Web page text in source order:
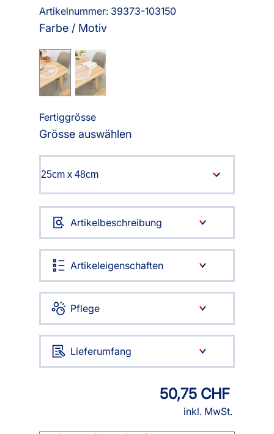
Artikelnummer: 39373-103150
Farbe / Motiv
Fertiggrösse
Grösse auswählen
Artikelbeschreibung
Artikeleigenschaften
Pflege
Lieferumfang
50,75 CHF
inkl. MwSt.